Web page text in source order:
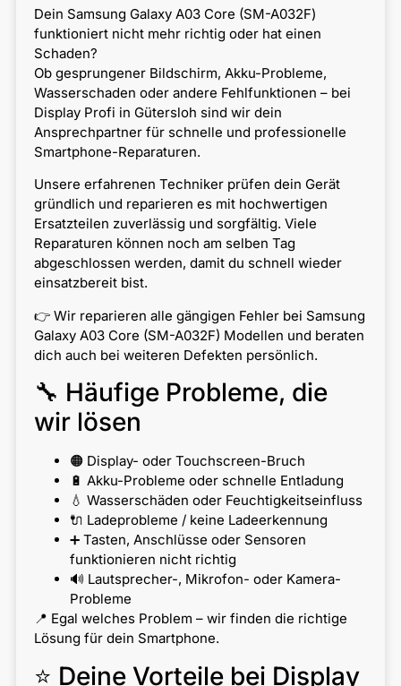
Dein Samsung Galaxy A03 Core (SM-A032F)
funktioniert nicht mehr richtig oder hat einen
Schaden?
Ob gesprungener Bildschirm, Akku-Probleme,
Wasserschaden oder andere Fehlfunktionen – bei
Display Profi in Gütersloh sind wir dein
Ansprechpartner für schnelle und professionelle
Smartphone-Reparaturen.
Unsere erfahrenen Techniker prüfen dein Gerät
gründlich und reparieren es mit hochwertigen
Ersatzteilen zuverlässig und sorgfältig. Viele
Reparaturen können noch am selben Tag
abgeschlossen werden, damit du schnell wieder
einsatzbereit bist.
👉 Wir reparieren alle gängigen Fehler bei Samsung
Galaxy A03 Core (SM-A032F) Modellen und beraten
dich auch bei weiteren Defekten persönlich.
🔧 Häufige Probleme, die
wir lösen
🟠 Display- oder Touchscreen-Bruch
🔋 Akku-Probleme oder schnelle Entladung
💧 Wasserschäden oder Feuchtigkeitseinfluss
🔌 Ladeprobleme / keine Ladeerkennung
➕ Tasten, Anschlüsse oder Sensoren
funktionieren nicht richtig
🔊 Lautsprecher-, Mikrofon- oder Kamera-
Probleme
📍 Egal welches Problem – wir finden die richtige
Lösung für dein Smartphone.
⭐ Deine Vorteile bei Display